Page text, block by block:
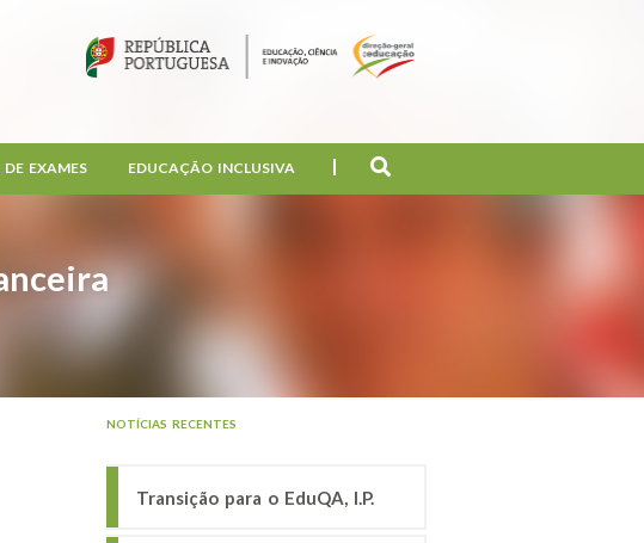
EXAMES EDUCAÇÃO INCLUSIVA
NOTÍCIAS RECENTES
Transição para o EduQA, I.P.